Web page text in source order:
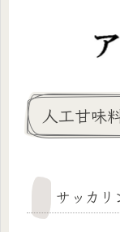
人工甘味
サッカリ